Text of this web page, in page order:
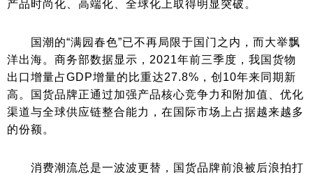
产品时尚化、高端化、全球化上取得明显突破。
国潮的“满园春色”已不再局限于国门之内，而大举飘
洋出海。商务部数据显示，2021年前三季度，我国货物
出口增量占GDP增量的比重达27.8%，创10年来同期新
高。国货品牌正通过加强产品核心竞争力和附加值、优化
渠道与全球供应链整合能力，在国际市场上占据越来越多
的份额。
消费潮流总是一波波更替，国货品牌前浪被后浪拍打